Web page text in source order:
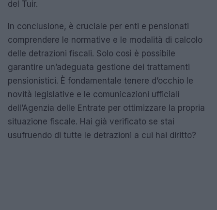
del Tuir.
In conclusione, è cruciale per enti e pensionati
comprendere le normative e le modalità di calcolo
delle detrazioni fiscali. Solo così è possibile
garantire un’adeguata gestione dei trattamenti
pensionistici. È fondamentale tenere d’occhio le
novità legislative e le comunicazioni ufficiali
dell’Agenzia delle Entrate per ottimizzare la propria
situazione fiscale. Hai già verificato se stai
usufruendo di tutte le detrazioni a cui hai diritto?